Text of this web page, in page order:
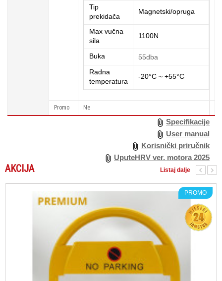
Tip
prekidača
Magnetski/opruga
Max vučna
sila
1100N
Buka
55dba
Radna
temperatura
-20°C ~ +55°C
Promo Ne
Specifikacije
User manual
Korisnički priručnik
UputeHRV ver. motora 2025
AKCIJA Listaj dalje
PROMO